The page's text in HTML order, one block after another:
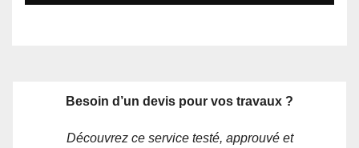
Besoin d’un devis pour vos travaux ?
Découvrez ce service testé, approuvé et